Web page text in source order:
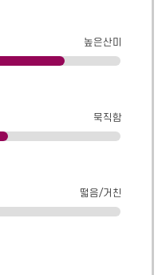
높은산미
묵직함
떫음/거친